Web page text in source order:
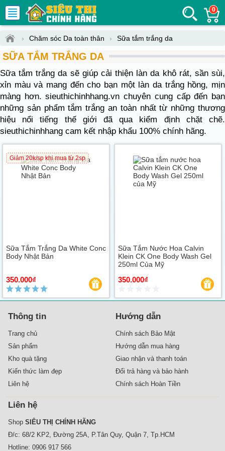
0
› Chăm sóc Da toàn thân › Sữa tắm trắng da
SỮA TẮM TRẮNG DA
Sữa tắm trắng da sẽ giúp cải thiện làn da khô rát, sần sùi,
xỉn màu và mang đến cho bạn một làn da trắng hồng, mịn
màng hơn. sieuthichinhhang.vn chuyên cung cấp đến bạn
những sản phẩm tắm trắng an toàn nhất từ những thương
hiệu nổi tiếng thế giới đã qua kiểm định chặt chẽ.
sieuthichinhhang cam kết nhập khẩu 100% chính hãng.
Giảm 20k/sp khi mua từ 2sp
Sữa Tắm Trắng Da White Conc
Body Nhật Bản
350.000₫
Sữa Tắm Nước Hoa Calvin
Klein CK One Body Wash Gel
250ml Của Mỹ
350.000₫
Thông tin
Trang chủ
Sản phẩm
Kho quà tặng
Kiến thức làm đẹp
Liên hệ
Hướng dẫn
Chính sách Bảo Mật
Hướng dẫn mua hàng
Giao nhận và thanh toán
Đổi trả hàng và bảo hành
Chính sách Hoàn Tiền
Liên hệ
Shop SIÊU THỊ CHÍNH HÃNG
Đ/c: 68/2 KP2, Đường 25A, P.Tân Quy, Quận 7, Tp.HCM
Hotline: 0906 917 566